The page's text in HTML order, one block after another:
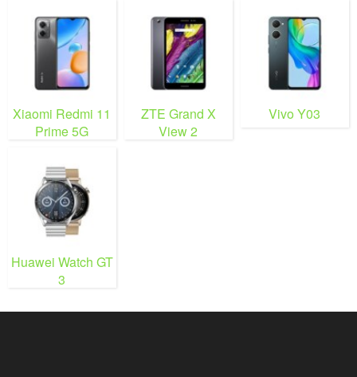
Xiaomi Redmi 11
Prime 5G
ZTE Grand X
View 2
Vivo Y03
Huawei Watch GT
3